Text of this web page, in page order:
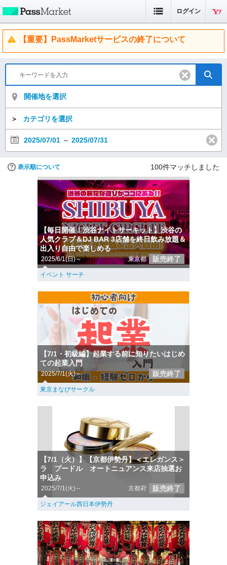
ログイン
【重要】PassMarketサービスの終了について
開催地を選択
＞ カテゴリを選択
2025/07/01 ～ 2025/07/31
表示順について 100件マッチしました
【毎日開催！渋谷ナイトサーキット】渋谷の
人気クラブ＆DJ BAR 3店舗を終日飲み放題＆
出入り自由で楽しめる
2025/6/1(日)～ 東京都 販売終了
イベント サーチ
【7/1・初級編】起業する前に知りたいはじめ
ての起業入門
2025/7/1(火)～ 販売終了
東京まなびサークル
【7/1（火）】【京都伊勢丹】＜エレガンス＞
ラ プードル オートニュアンス来店抽選お
申込み
2025/7/1(火)～ 京都府 販売終了
ジェイアール西日本伊勢丹